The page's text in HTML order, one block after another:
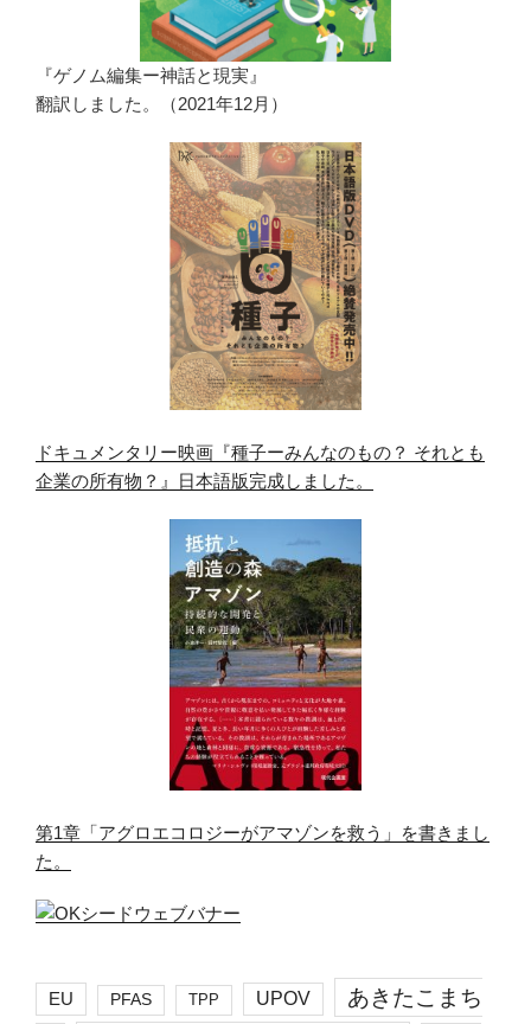
『ゲノム編集ー神話と現実』
翻訳しました。（2021年12月）
ドキュメンタリー映画『種子ーみんなのもの？ それとも
企業の所有物？』日本語版完成しました。
第1章「アグロエコロジーがアマゾンを救う」を書きまし
た。
EU PFAS TPP UPOV
あきたこまち